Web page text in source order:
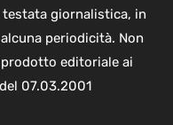
giornalistica, in
periodicità. Non
editoriale ai
07.03.2001